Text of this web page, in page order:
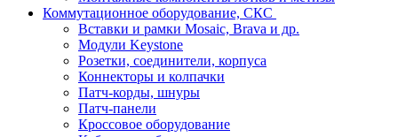
Коммутационное оборудование, СКС
Вставки и рамки Mosaic, Brava и др.
Модули Keystone
Розетки, соединители, корпуса
Коннекторы и колпачки
Патч-корды, шнуры
Патч-панели
Кроссовое оборудование